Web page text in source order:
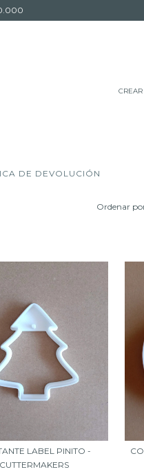
DE DEVOLUCIÓN
Ordenar
LABEL PINITO -
CUTTERMAKERS